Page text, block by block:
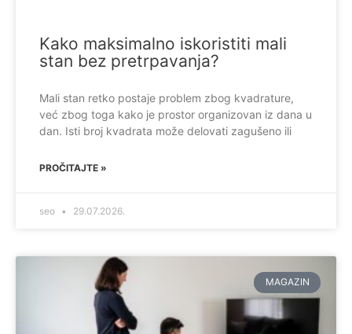
Kako maksimalno iskoristiti mali
stan bez pretrpavanja?
Mali stan retko postaje problem zbog kvadrature,
već zbog toga kako je prostor organizovan iz dana u
dan. Isti broj kvadrata može delovati zagušeno ili
PROČITAJTE »
seo 29.07.2026.
MAGAZIN